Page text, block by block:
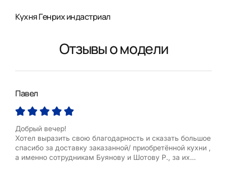
Кухня Генрих индастриал
Отзывы о модели
Павел
Добрый вечер!
Хотел выразить свою благодарность и сказать большое
спасибо за доставку заказанной/ приобретённой кухни ,
а именно сотрудникам Буянову и Шотову Р., за их